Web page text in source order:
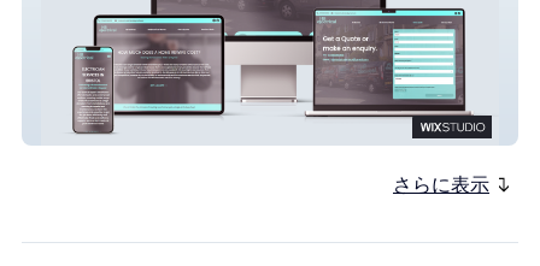
HB ELECTRICAL BRISTOL
さらに表示